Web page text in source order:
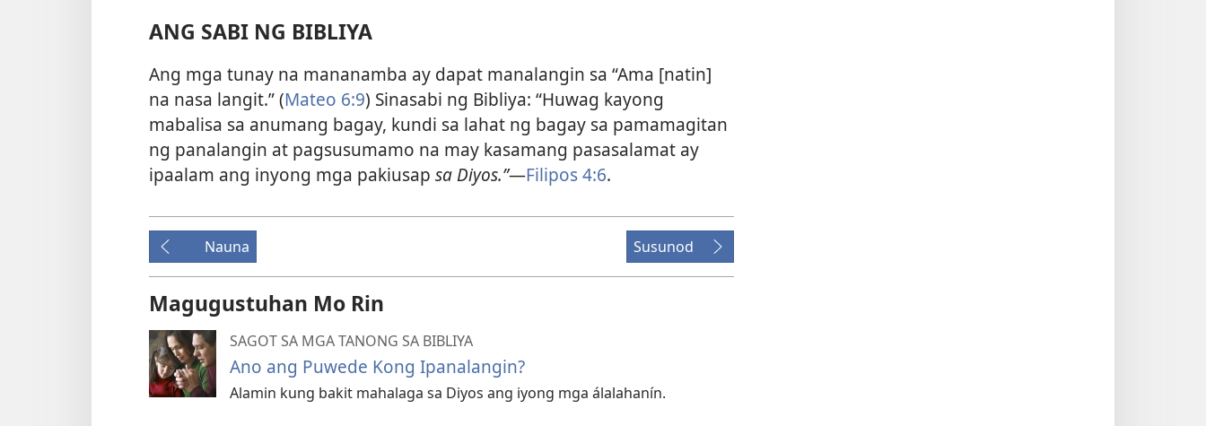
ANG SABI NG BIBLIYA
Ang mga tunay na mananamba ay dapat manalangin sa “Ama [natin]
na nasa langit.” (Mateo 6:9) Sinasabi ng Bibliya: “Huwag kayong
mabalisa sa anumang bagay, kundi sa lahat ng bagay sa pamamagitan
ng panalangin at pagsusumamo na may kasamang pasasalamat ay
ipaalam ang inyong mga pakiusap sa Diyos.”—Filipos 4:6.
Nauna Susunod
Magugustuhan Mo Rin
SAGOT SA MGA TANONG SA BIBLIYA
Ano ang Puwede Kong Ipanalangin?
Alamin kung bakit mahalaga sa Diyos ang iyong mga álalahanín.